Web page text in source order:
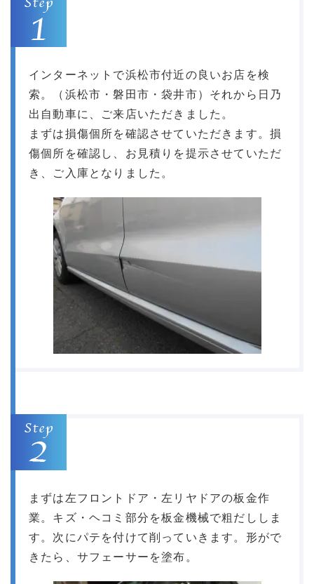
インターネットで浜松市付近の良いお店を検
索。（浜松市・磐田市・袋井市）それから日乃
出自動車に、ご来店いただきました。
まずは損傷個所を確認させていただきます。損
傷個所を確認し、お見積りを提示させていただ
き、ご入庫となりました。
まずは左フロントドア・左リヤドアの板金作
業。キズ・ヘコミ部分を板金機械で粗だししま
す。次にパテを付けて削っていきます。形がで
きたら、サフェーサーを塗布。